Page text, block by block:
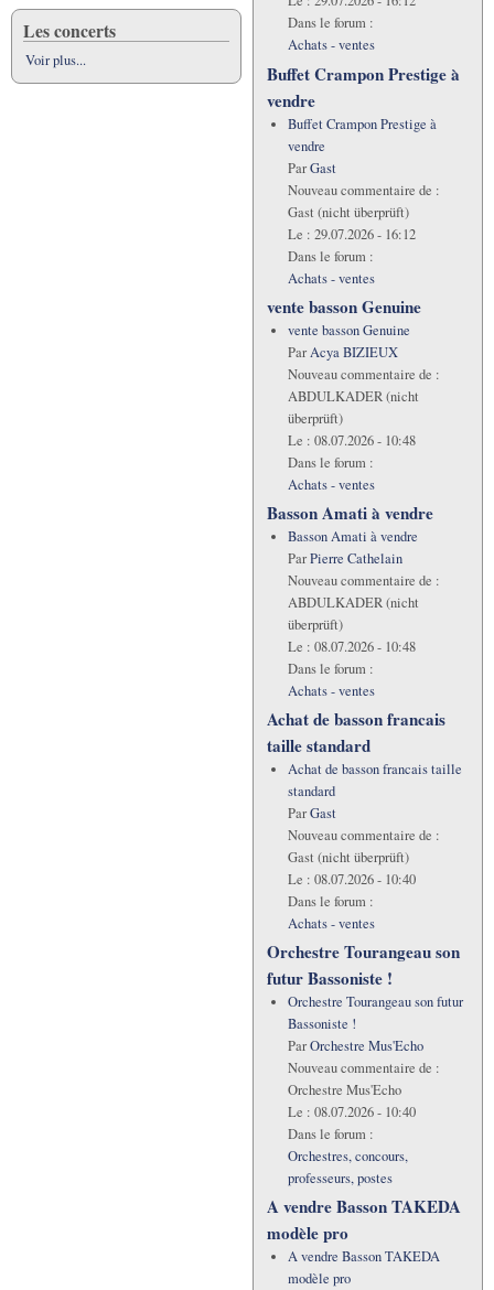
Les concerts
Voir plus...
Dans le forum :
Achats - ventes
Buffet Crampon Prestige à
vendre
Buffet Crampon Prestige à
vendre
ParGast
Nouveau commentaire de :
Gast (nicht überprüft)
Le : 29.07.2026 - 16:12
Dans le forum :
Achats - ventes
vente basson Genuine
vente basson Genuine
ParAcya BIZIEUX
Nouveau commentaire de :
ABDULKADER (nicht
überprüft)
Le : 08.07.2026 - 10:48
Dans le forum :
Achats - ventes
Basson Amati à vendre
Basson Amati à vendre
ParPierre Cathelain
Nouveau commentaire de :
ABDULKADER (nicht
überprüft)
Le : 08.07.2026 - 10:48
Dans le forum :
Achats - ventes
Achat de basson francais
taille standard
Achat de basson francais taille
standard
ParGast
Nouveau commentaire de :
Gast (nicht überprüft)
Le : 08.07.2026 - 10:40
Dans le forum :
Achats - ventes
Orchestre Tourangeau son
futur Bassoniste !
Orchestre Tourangeau son futur
Bassoniste !
ParOrchestre Mus'Echo
Nouveau commentaire de :
Orchestre Mus'Echo
Le : 08.07.2026 - 10:40
Dans le forum :
Orchestres, concours,
professeurs, postes
A vendre Basson TAKEDA
modèle pro
A vendre Basson TAKEDA
modèle pro